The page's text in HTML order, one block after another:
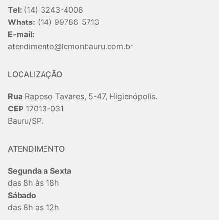
Tel: (14) 3243-4008
Whats: (14) 99786-5713
E-mail:
atendimento@lemonbauru.com.br
LOCALIZAÇÃO
Rua Raposo Tavares, 5-47, Higienópolis.
CEP 17013-031
Bauru/SP.
ATENDIMENTO
Segunda a Sexta
das 8h às 18h
Sábado
das 8h as 12h